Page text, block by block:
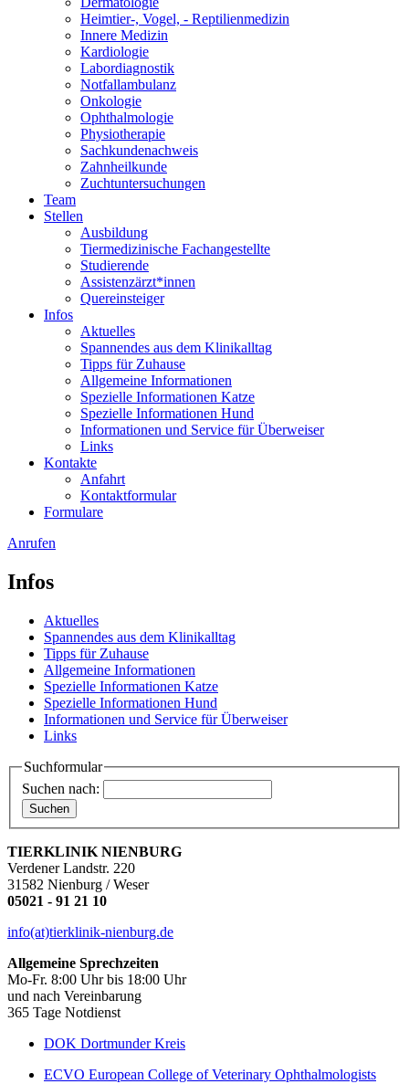
Heimtier-, Vogel, - Reptilienmedizin
Innere Medizin
Kardiologie
Labordiagnostik
Notfallambulanz
Onkologie
Ophthalmologie
Physiotherapie
Sachkundenachweis
Zahnheilkunde
Zuchtuntersuchungen
Team
Stellen
Ausbildung
Tiermedizinische Fachangestellte
Studierende
Assistenzärzt*innen
Quereinsteiger
Infos
Aktuelles
Spannendes aus dem Klinikalltag
Tipps für Zuhause
Allgemeine Informationen
Spezielle Informationen Katze
Spezielle Informationen Hund
Informationen und Service für Überweiser
Links
Kontakte
Anfahrt
Kontaktformular
Formulare
Anrufen
Infos
Aktuelles
Spannendes aus dem Klinikalltag
Tipps für Zuhause
Allgemeine Informationen
Spezielle Informationen Katze
Spezielle Informationen Hund
Informationen und Service für Überweiser
Links
Suchformular
Suchen nach:
TIERKLINIK NIENBURG
Verdener Landstr. 220
31582 Nienburg / Weser
05021 - 91 21 10
info(at)tierklinik-nienburg.de
Allgemeine Sprechzeiten
Mo-Fr. 8:00 Uhr bis 18:00 Uhr
und nach Vereinbarung
365 Tage Notdienst
DOK Dortmunder Kreis
ECVO European College of Veterinary Ophthalmologists